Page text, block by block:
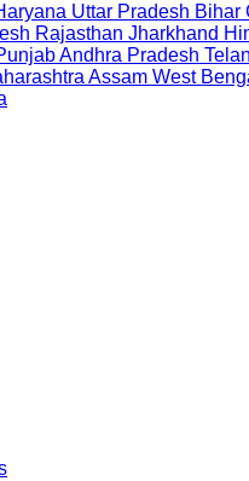
Uttar Pradesh Bihar
Rajasthan Jharkhand
Andhra Pradesh
Assam West